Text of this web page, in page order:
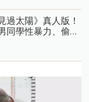
過太陽》真人版！
同學性暴力、偷
中